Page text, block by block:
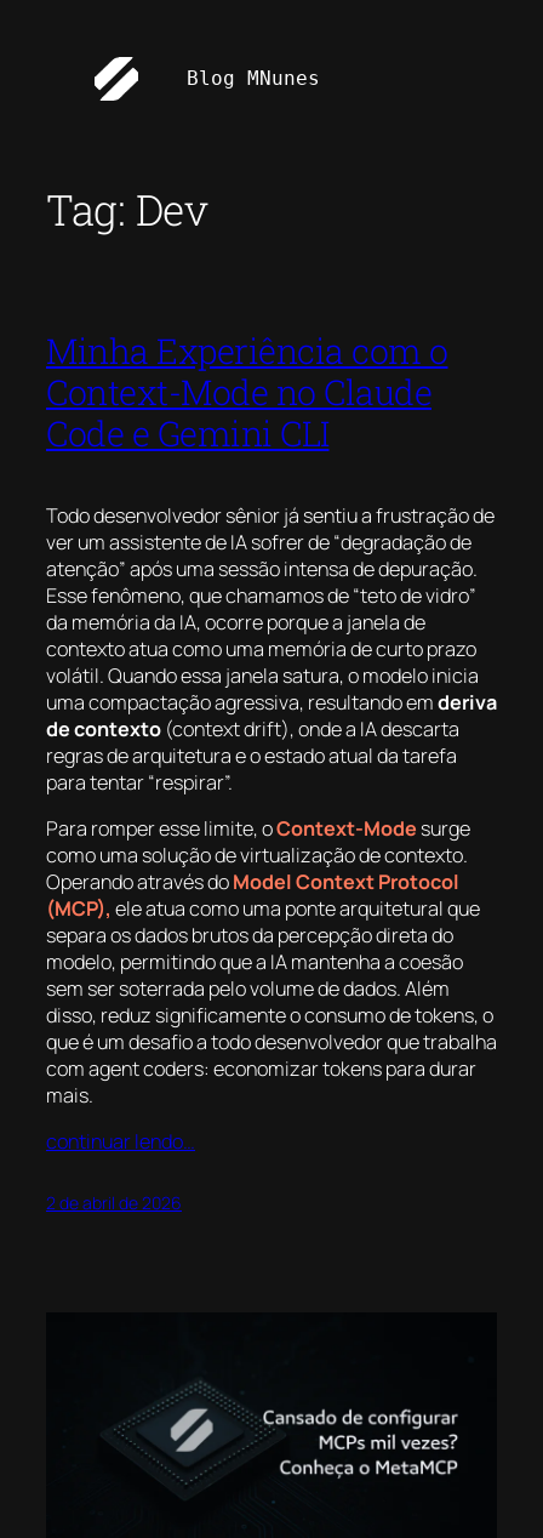
Blog MNunes
Tag: Dev
Minha Experiência com o
Context-Mode no Claude
Code e Gemini CLI
Todo desenvolvedor sênior já sentiu a frustração de
ver um assistente de IA sofrer de “degradação de
atenção” após uma sessão intensa de depuração.
Esse fenômeno, que chamamos de “teto de vidro”
da memória da IA, ocorre porque a janela de
contexto atua como uma memória de curto prazo
volátil. Quando essa janela satura, o modelo inicia
uma compactação agressiva, resultando emderiva
de contexto (context drift), onde a IA descarta
regras de arquitetura e o estado atual da tarefa
para tentar “respirar”.
Para romper esse limite, oContext-Mode surge
como uma solução de virtualização de contexto.
Operando através doModel Context Protocol
(MCP), ele atua como uma ponte arquitetural que
separa os dados brutos da percepção direta do
modelo, permitindo que a IA mantenha a coesão
sem ser soterrada pelo volume de dados. Além
disso, reduz significamente o consumo de tokens, o
que é um desafio a todo desenvolvedor que trabalha
com agent coders: economizar tokens para durar
mais.
continuar lendo…
2 de abril de 2026